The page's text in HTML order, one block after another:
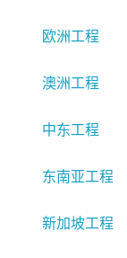
欧洲工程
澳洲工程
中东工程
东南亚工程
新加坡工程